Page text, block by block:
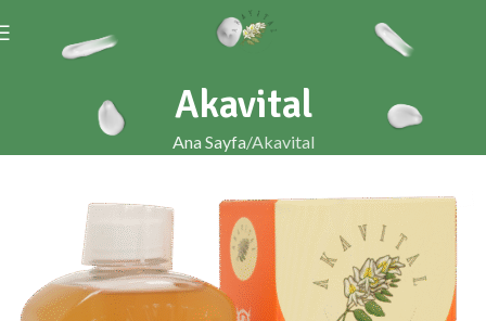
Akavital
Ana Sayfa Akavital